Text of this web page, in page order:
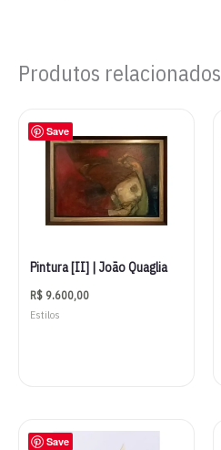
Produtos relacionados
Save
Pintura [II] | João Quaglia
R$ 9.600,00
Estilos
Save